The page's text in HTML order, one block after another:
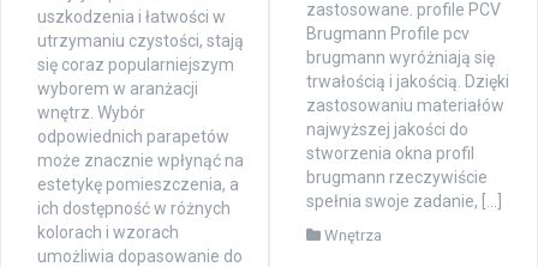
uszkodzenia i łatwości w
utrzymaniu czystości, stają
się coraz popularniejszym
wyborem w aranżacji
wnętrz. Wybór
odpowiednich parapetów
może znacznie wpłynąć na
estetykę pomieszczenia, a
ich dostępność w różnych
kolorach i wzorach
umożliwia dopasowanie do
zastosowane. profile PCV
Brugmann Profile pcv
brugmann wyróżniają się
trwałością i jakością. Dzięki
zastosowaniu materiałów
najwyższej jakości do
stworzenia okna profil
brugmann rzeczywiście
spełnia swoje zadanie, […]
Wnętrza